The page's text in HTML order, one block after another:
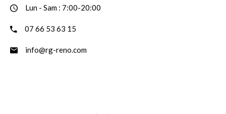
Lun - Sam : 7:00-20:00
07 66 53 63 15
info@rg-reno.com